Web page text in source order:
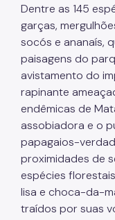
Dentre as 145
garças,
socós e ananaís,
paisagens do
avistamento do
rapinante
endêmicas de
assobiadora e o
papagaios-
proximidades de
espécies
lisa e choca-da-
traídos por suas